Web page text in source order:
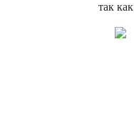
так